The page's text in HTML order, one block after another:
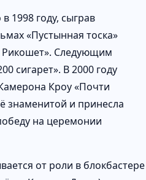
1998 году, сыграв
«Пустынная тоска»
Следующим
сигарет». В 2000 году
Кроу «Почти
знаменитой и принесла
на церемонии
от роли в блокбастере